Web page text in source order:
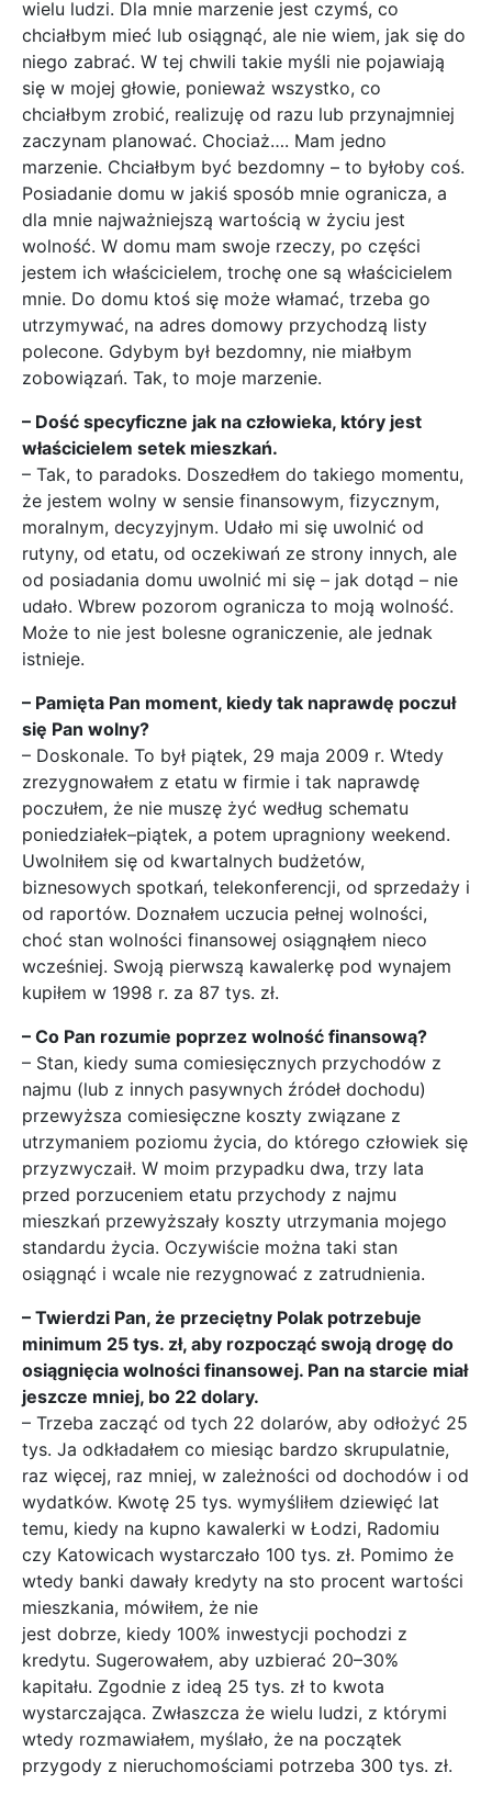
wielu ludzi. Dla mnie marzenie jest czymś, co
chciałbym mieć lub osiągnąć, ale nie wiem, jak się do
niego zabrać. W tej chwili takie myśli nie pojawiają
się w mojej głowie, ponieważ wszystko, co
chciałbym zrobić, realizuję od razu lub przynajmniej
zaczynam planować. Chociaż…. Mam jedno
marzenie. Chciałbym być bezdomny – to byłoby coś.
Posiadanie domu w jakiś sposób mnie ogranicza, a
dla mnie najważniejszą wartością w życiu jest
wolność. W domu mam swoje rzeczy, po części
jestem ich właścicielem, trochę one są właścicielem
mnie. Do domu ktoś się może włamać, trzeba go
utrzymywać, na adres domowy przychodzą listy
polecone. Gdybym był bezdomny, nie miałbym
zobowiązań. Tak, to moje marzenie.
– Dość specyficzne jak na człowieka, który jest
właścicielem setek mieszkań.
– Tak, to paradoks. Doszedłem do takiego momentu,
że jestem wolny w sensie finansowym, fizycznym,
moralnym, decyzyjnym. Udało mi się uwolnić od
rutyny, od etatu, od oczekiwań ze strony innych, ale
od posiadania domu uwolnić mi się – jak dotąd – nie
udało. Wbrew pozorom ogranicza to moją wolność.
Może to nie jest bolesne ograniczenie, ale jednak
istnieje.
– Pamięta Pan moment, kiedy tak naprawdę poczuł
się Pan wolny?
– Doskonale. To był piątek, 29 maja 2009 r. Wtedy
zrezygnowałem z etatu w firmie i tak naprawdę
poczułem, że nie muszę żyć według schematu
poniedziałek–piątek, a potem upragniony weekend.
Uwolniłem się od kwartalnych budżetów,
biznesowych spotkań, telekonferencji, od sprzedaży i
od raportów. Doznałem uczucia pełnej wolności,
choć stan wolności finansowej osiągnąłem nieco
wcześniej. Swoją pierwszą kawalerkę pod wynajem
kupiłem w 1998 r. za 87 tys. zł.
– Co Pan rozumie poprzez wolność finansową?
– Stan, kiedy suma comiesięcznych przychodów z
najmu (lub z innych pasywnych źródeł dochodu)
przewyższa comiesięczne koszty związane z
utrzymaniem poziomu życia, do którego człowiek się
przyzwyczaił. W moim przypadku dwa, trzy lata
przed porzuceniem etatu przychody z najmu
mieszkań przewyższały koszty utrzymania mojego
standardu życia. Oczywiście można taki stan
osiągnąć i wcale nie rezygnować z zatrudnienia.
– Twierdzi Pan, że przeciętny Polak potrzebuje
minimum 25 tys. zł, aby rozpocząć swoją drogę do
osiągnięcia wolności finansowej. Pan na starcie miał
jeszcze mniej, bo 22 dolary.
– Trzeba zacząć od tych 22 dolarów, aby odłożyć 25
tys. Ja odkładałem co miesiąc bardzo skrupulatnie,
raz więcej, raz mniej, w zależności od dochodów i od
wydatków. Kwotę 25 tys. wymyśliłem dziewięć lat
temu, kiedy na kupno kawalerki w Łodzi, Radomiu
czy Katowicach wystarczało 100 tys. zł. Pomimo że
wtedy banki dawały kredyty na sto procent wartości
mieszkania, mówiłem, że nie
jest dobrze, kiedy 100% inwestycji pochodzi z
kredytu. Sugerowałem, aby uzbierać 20–30%
kapitału. Zgodnie z ideą 25 tys. zł to kwota
wystarczająca. Zwłaszcza że wielu ludzi, z którymi
wtedy rozmawiałem, myślało, że na początek
przygody z nieruchomościami potrzeba 300 tys. zł.